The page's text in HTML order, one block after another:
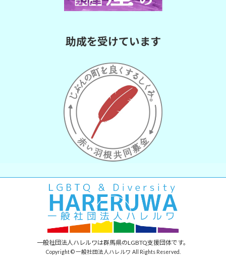
助成を受けています
一般社団法人ハレルワは群馬県のLGBTQ支援団体です。
Copyright © 一般社団法人ハレルワ All Rights Reserved.